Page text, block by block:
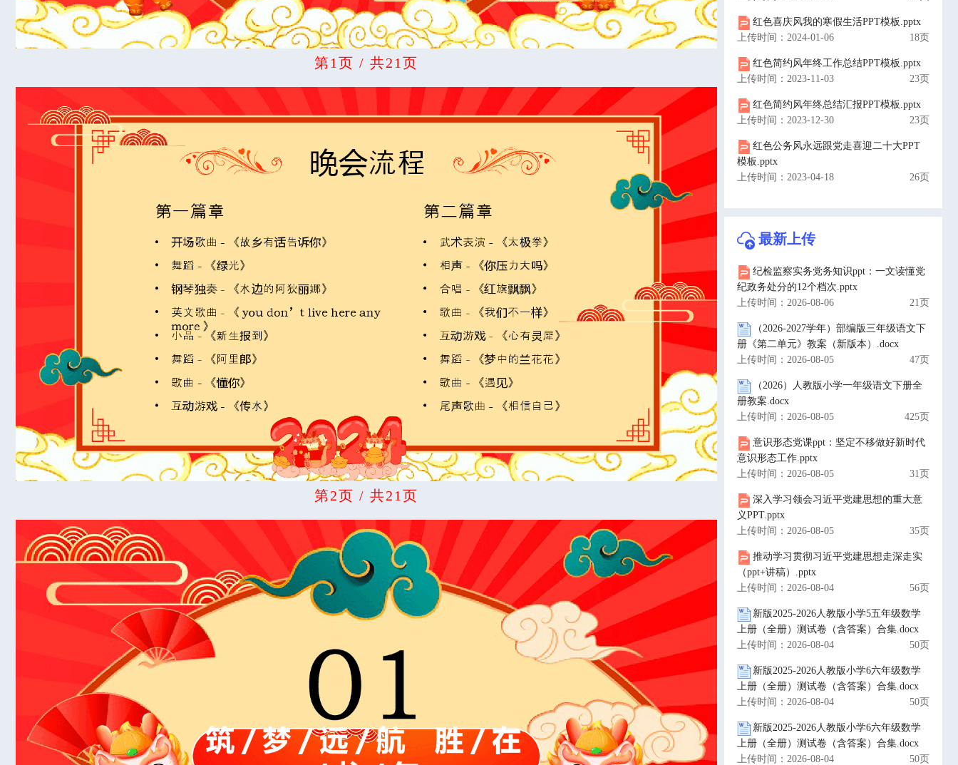
第1页 / 共21页
第2页 / 共21页
红色喜庆风我的寒假生活PPT模板.pptx
上传时间：2024-01-06
18页
红色简约风年终工作总结PPT模板.pptx
上传时间：2023-11-03
23页
红色简约风年终总结汇报PPT模板.pptx
上传时间：2023-12-30
23页
红色公务风永远跟党走喜迎二十大PPT
模板.pptx
上传时间：2023-04-18
26页
最新上传
纪检监察实务党务知识ppt：一文读懂党
纪政务处分的12个档次.pptx
上传时间：2026-08-06
21页
（2026-2027学年）部编版三年级语文下
册《第二单元》教案（新版本）.docx
上传时间：2026-08-05
47页
（2026）人教版小学一年级语文下册全
册教案.docx
上传时间：2026-08-05
425页
意识形态党课ppt：坚定不移做好新时代
意识形态工作.pptx
上传时间：2026-08-05
31页
深入学习领会习近平党建思想的重大意
义PPT.pptx
上传时间：2026-08-05
35页
推动学习贯彻习近平党建思想走深走实
（ppt+讲稿）.pptx
上传时间：2026-08-04
56页
新版2025-2026人教版小学5五年级数学
上册（全册）测试卷（含答案）合集.docx
上传时间：2026-08-04
50页
新版2025-2026人教版小学6六年级数学
上册（全册）测试卷（含答案）合集.docx
上传时间：2026-08-04
50页
新版2025-2026人教版小学6六年级数学
上册（全册）测试卷（含答案）合集.docx
上传时间：2026-08-04
50页